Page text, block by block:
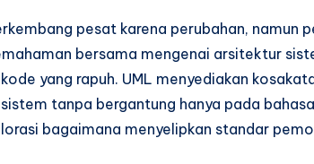
pesat karena perubahan, namun
bersama mengenai arsitektur
yang rapuh. UML menyediakan
tanpa bergantung hanya pada
bagaimana menyelipkan standar